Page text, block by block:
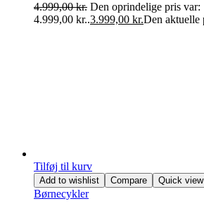
4.999,00kr. Den oprindelige pris var:
4.999,00 kr..3.999,00 kr.Den aktuelle
Tilføj til kurv
Add to wishlist Compare Quick view
Børnecykler